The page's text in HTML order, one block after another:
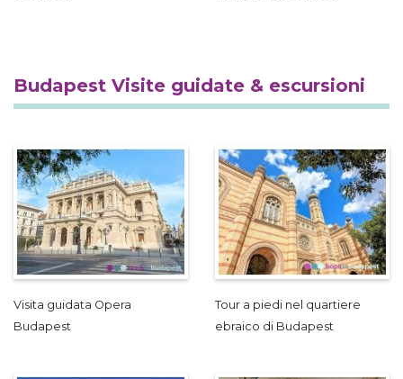
Budapest Visite guidate & escursioni
Visita guidata Opera
Budapest
Tour a piedi nel quartiere
ebraico di Budapest